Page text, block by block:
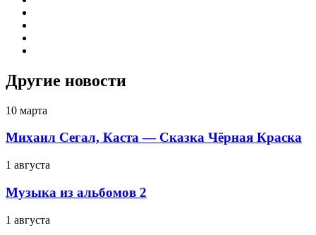
Другие новости
10 марта
Михаил Сегал, Каста — Сказка Чёрная Краска
1 августа
Музыка из альбомов 2
1 августа